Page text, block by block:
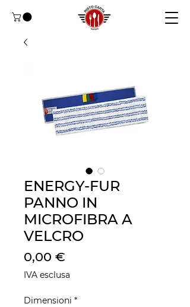
ENERGY-FUR
PANNO IN
MICROFIBRA A
VELCRO
0,00 €
IVA esclusa
Dimensioni *